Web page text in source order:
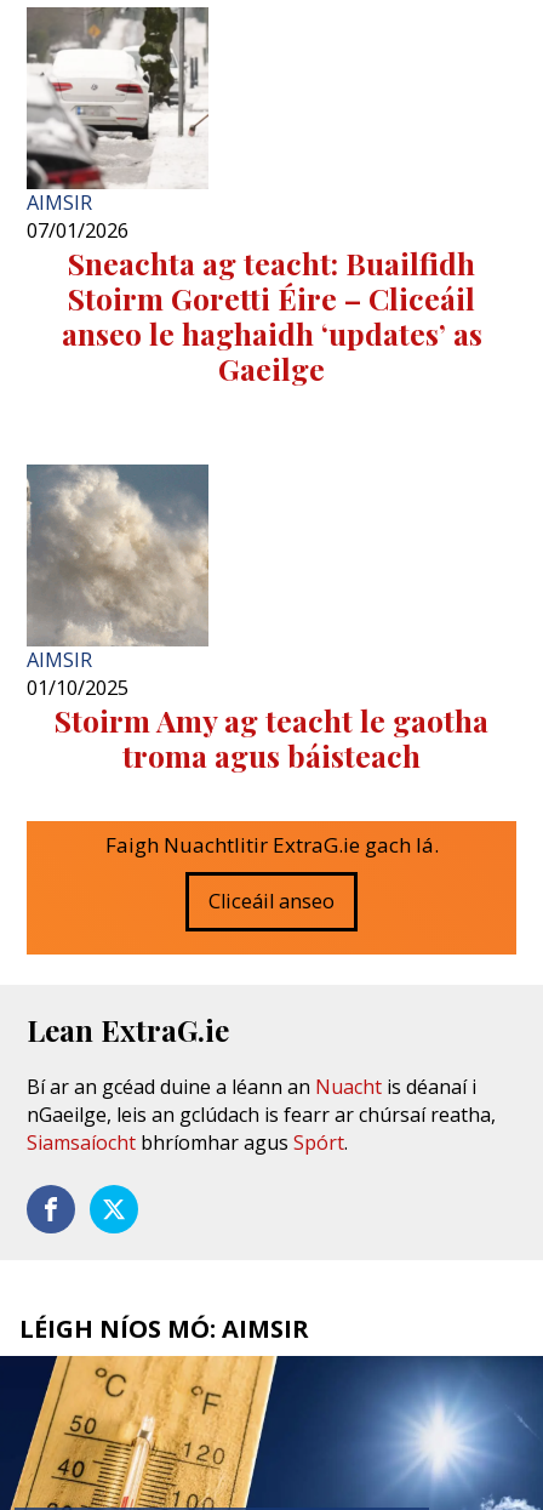
AIMSIR
07/01/2026
Sneachta ag teacht: Buailfidh
Stoirm Goretti Éire – Cliceáil
anseo le haghaidh ‘updates’ as
Gaeilge
AIMSIR
01/10/2025
Stoirm Amy ag teacht le gaotha
troma agus báisteach
Faigh Nuachtlitir ExtraG.ie gach lá.
Cliceáil anseo
Lean ExtraG.ie
Bí ar an gcéad duine a léann an Nuacht is déanaí i
nGaeilge, leis an gclúdach is fearr ar chúrsaí reatha,
Siamsaíocht bhríomhar agusSpórt.
LÉIGH NÍOS MÓ: AIMSIR